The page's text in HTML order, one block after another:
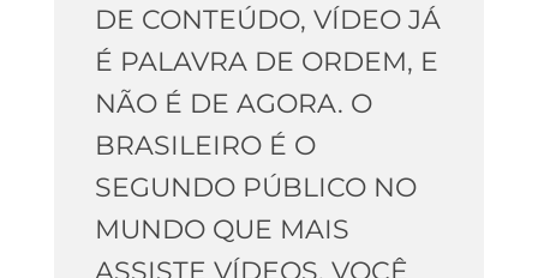
DE CONTEÚDO, VÍDEO JÁ
É PALAVRA DE ORDEM, E
NÃO É DE AGORA. O
BRASILEIRO É O
SEGUNDO PÚBLICO NO
MUNDO QUE MAIS
ASSISTE VÍDEOS. VOCÊ